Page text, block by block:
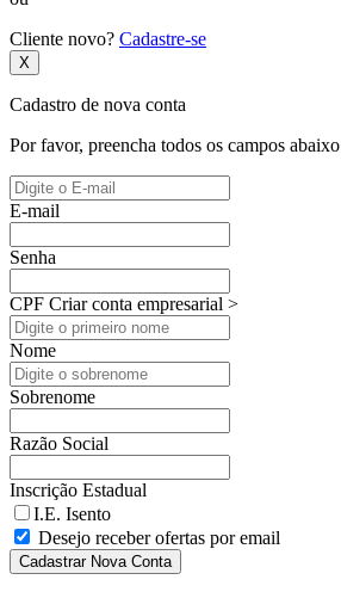
Cliente novo? Cadastre-se
X
Cadastro de nova conta
Por favor, preencha todos os campos abaixo
E-mail
Senha
CPF Criar conta empresarial >
Nome
Sobrenome
Razão Social
Inscrição Estadual
I.E. Isento
Desejo receber ofertas por email
Cadastrar Nova Conta